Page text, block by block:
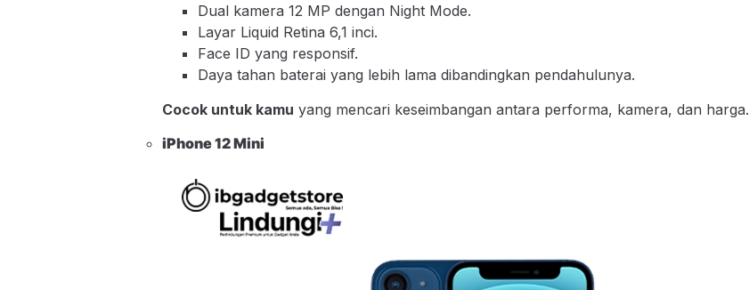
Dual kamera 12 MP dengan Night Mode.
Layar Liquid Retina 6,1 inci.
Face ID yang responsif.
Daya tahan baterai yang lebih lama dibandingkan pendahulunya.
Cocok untuk kamu yang mencari keseimbangan antara performa, kamera, dan harga.
iPhone 12 Mini